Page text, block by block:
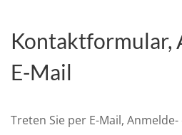
Kontaktformular,
E-Mail
Treten Sie per E-Mail,